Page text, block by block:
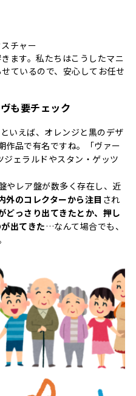
チャー
ます。私たちはこうしたマニ
ているので、安心してお任せ
も要チェック
いえば、オレンジと黒のデザ
作品で有名ですね。「ヴァー
ェラルドやスタン・ゲッツ
やレア盤が数多く存在し、近
外のコレクターから注目 され
どっさり出てきたとか、押し
出てきた…なんて場合でも、